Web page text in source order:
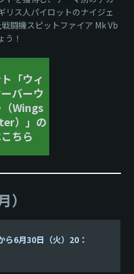
リス人パイロットのナイジェ
闘機スピットファイア Mk Vb
う！
「ウィ
バーウ
Wings
）」の
ちら
6月30日（火）20：